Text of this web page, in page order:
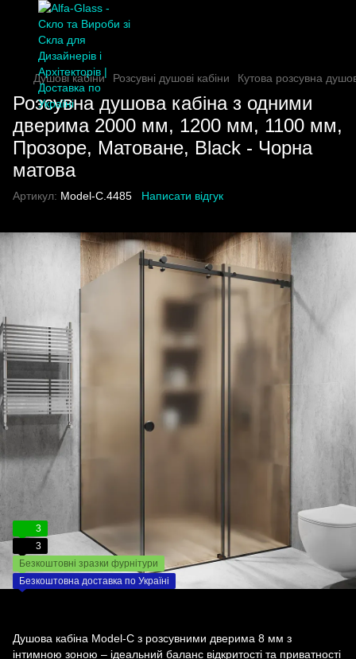
Душові кабіни Розсувні душові кабіни Кутова розсувна
Розсувна душова кабіна з одними
дверима 2000 мм, 1200 мм, 1100 мм,
Прозоре, Матоване, Black - Чорна
матова
Артикул: Model-C.4485 Написати відгук
3
3
Безкоштовні зразки фурнітури
Безкоштовна доставка по Україні
Душова кабіна Model-C з розсувними дверима 8 мм з
інтимною зоною – ідеальний баланс відкритості та приватності